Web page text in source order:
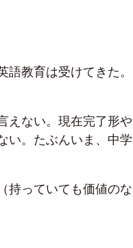
教育は受けてきた。
えない。現在完了形や
い。たぶんいま、中学
持っていても価値のな